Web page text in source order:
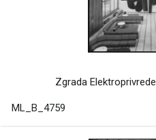
Zgrada
ML_B_4759